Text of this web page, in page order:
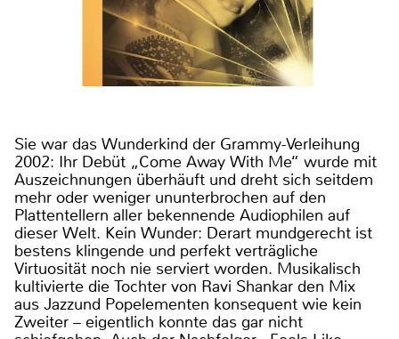
Sie war das Wunderkind der Grammy-Verleihung
2002: Ihr Debüt „Come Away With Me“ wurde mit
Auszeichnungen überhäuft und dreht sich seitdem
mehr oder weniger ununterbrochen auf den
Plattentellern aller bekennende Audiophilen auf
dieser Welt. Kein Wunder: Derart mundgerecht ist
bestens klingende und perfekt verträgliche
Virtuosität noch nie serviert worden. Musikalisch
kultivierte die Tochter von Ravi Shankar den Mix
aus Jazzund Popelementen konsequent wie kein
Zweiter – eigentlich konnte das gar nicht